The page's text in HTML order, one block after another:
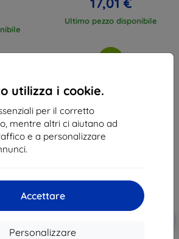
utilizza i cookie.
per il corretto
mentre altri ci aiutano ad
e a personalizzare
Accettare
Personalizzare
Ultimo pezzo disponibile